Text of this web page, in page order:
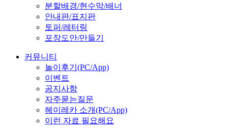
분할배경/현수막/배너
안내판/표지판
토퍼/레터링
포장도안/만들기
커뮤니티
놀이후기(PC/App)
이벤트
공지사항
자주묻는질문
헤이레카 소개(PC/App)
이런 자료 필요해요